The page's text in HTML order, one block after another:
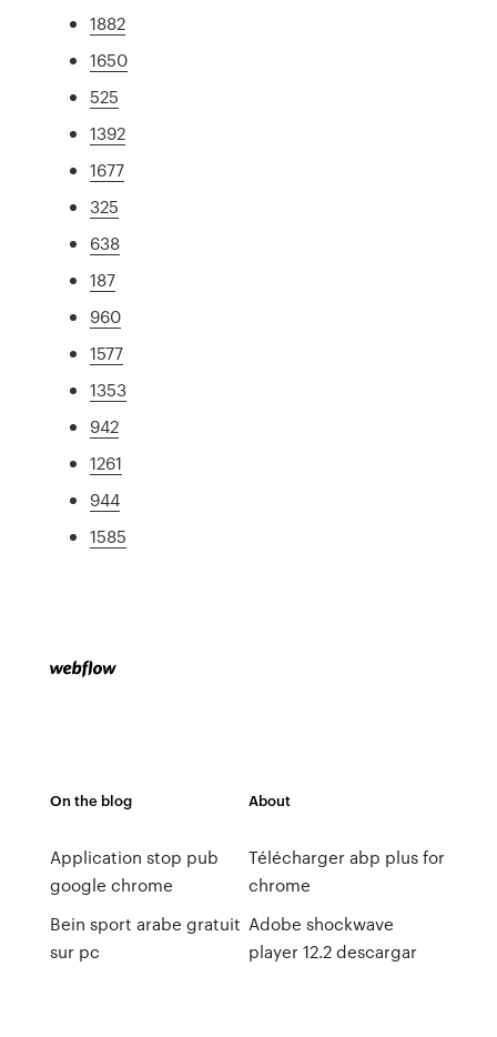
1882
1650
525
1392
1677
325
638
187
960
1577
1353
942
1261
944
1585
On the blog
Application stop pub
google chrome
Bein sport arabe gratuit
sur pc
About
Télécharger abp plus for
chrome
Adobe shockwave
player 12.2 descargar